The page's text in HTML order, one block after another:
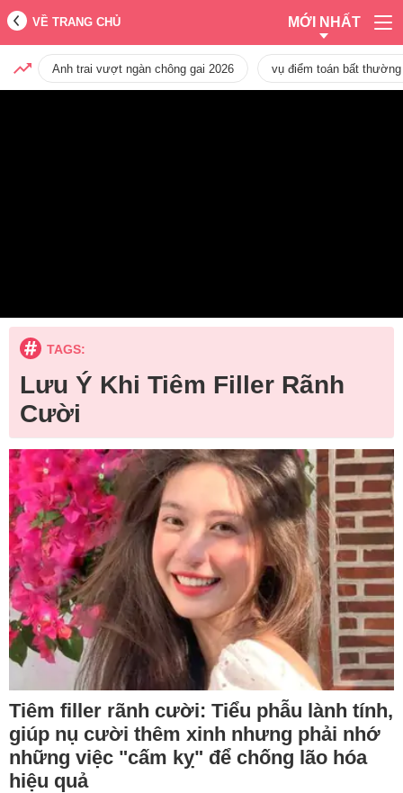
VỀ TRANG CHỦ MỚI NHẤT
Anh trai vượt ngàn chông gai 2026 vụ điểm toán bất
TAGS:
Lưu Ý Khi Tiêm Filler Rãnh
Cười
Tiêm filler rãnh cười: Tiểu phẫu lành tính,
giúp nụ cười thêm xinh nhưng phải nhớ
những việc "cấm kỵ" để chống lão hóa
hiệu quả